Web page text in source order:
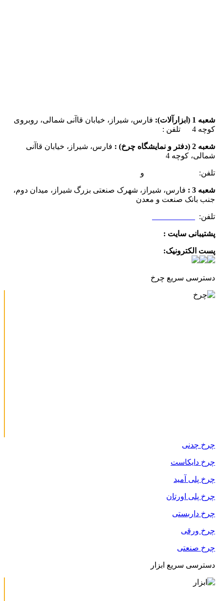
شعبه 1 (ابزارآلات):
فارس، شیراز، خیابان قاآنی شمالی، روبروی
کوچه 4 تلفن :
شعبه 2 (دفتر و نمایشگاه چرخ) :
فارس، شیراز، خیابان قاآنی
شمالی، کوچه 4
تلفن: و
شعبه 3 :
فارس، شیراز، شهرک صنعتی بزرگ شیراز، میدان دوم،
جنب بانک صنعت و معدن
تلفن:
پشتیبانی سایت :
پست الکترونیک:
دسترسی سریع چرخ
چرخ چدنی
چرخ دایکاست
چرخ پلی آمید
چرخ پلی اورتان
چرخ داربستی
چرخ ورقی
چرخ صنعتی
دسترسی سریع ابزار